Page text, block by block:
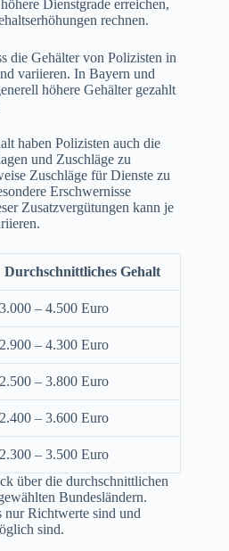
Dienstgrade erreichen,
rechnen.
die Gehälter von Polizisten in
variieren. In Bayern und
höhere Gehälter gezahlt
haben Polizisten auch die
und Zuschläge zu
Zuschläge für Dienste zu
Erschwernisse
Zusatzvergütungen kann je
Durchschnittliches Gehalt
3.000 – 4.500 Euro
2.900 – 4.300 Euro
2.500 – 3.800 Euro
2.400 – 3.600 Euro
2.300 – 3.500 Euro
über die durchschnittlichen
Bundesländern.
nur Richtwerte sind und
sind.